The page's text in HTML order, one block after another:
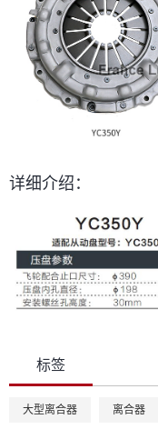
详细介绍：
标签
大型离合器 离合器